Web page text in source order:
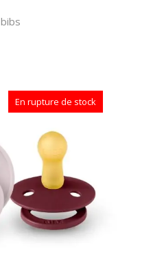
bibs
En rupture de stock